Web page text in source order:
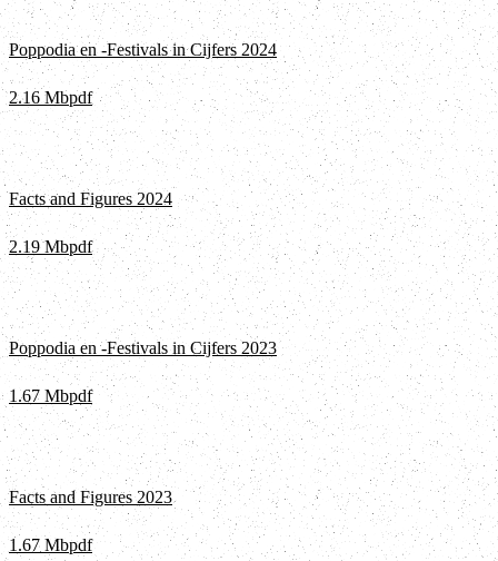
Poppodia en -Festivals in Cijfers 2024
2.16 Mbpdf
Facts and Figures 2024
2.19 Mbpdf
Poppodia en -Festivals in Cijfers 2023
1.67 Mbpdf
Facts and Figures 2023
1.67 Mbpdf